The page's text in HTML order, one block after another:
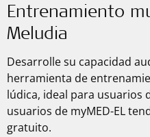
Entrenamiento
Meludia
Desarrolle su capacidad
herramienta de
lúdica, ideal para usuarios
usuarios de myMED-EL
gratuito.